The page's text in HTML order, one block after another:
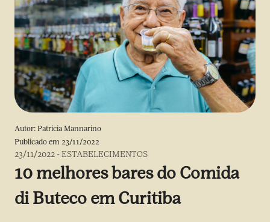
Autor: Patricia Mannarino
Publicado em 23/11/2022
23/11/2022 -ESTABELECIMENTOS
10 melhores bares do Comida
di Buteco em Curitiba